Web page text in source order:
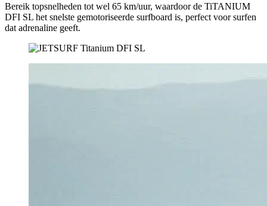
Bereik topsnelheden tot wel 65 km/uur, waardoor de TiTANIUM
DFI SL het snelste gemotoriseerde surfboard is, perfect voor surfen
dat adrenaline geeft.